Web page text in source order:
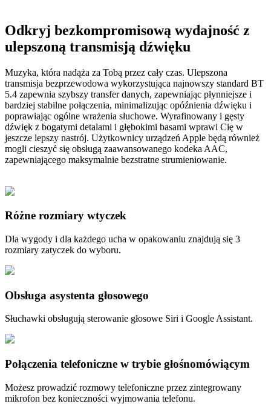
Odkryj bezkompromisową wydajność z
ulepszoną transmisją dźwięku
Muzyka, która nadąża za Tobą przez cały czas. Ulepszona
transmisja bezprzewodowa wykorzystująca najnowszy standard BT
5.4 zapewnia szybszy transfer danych, zapewniając płynniejsze i
bardziej stabilne połączenia, minimalizując opóźnienia dźwięku i
poprawiając ogólne wrażenia słuchowe. Wyrafinowany i gęsty
dźwięk z bogatymi detalami i głębokimi basami wprawi Cię w
jeszcze lepszy nastrój. Użytkownicy urządzeń Apple będą również
mogli cieszyć się obsługą zaawansowanego kodeka AAC,
zapewniającego maksymalnie bezstratne strumieniowanie.
Różne rozmiary wtyczek
Dla wygody i dla każdego ucha w opakowaniu znajdują się 3
rozmiary zatyczek do wyboru.
Obsługa asystenta głosowego
Słuchawki obsługują sterowanie głosowe Siri i Google Assistant.
Połączenia telefoniczne w trybie głośnomówiącym
Możesz prowadzić rozmowy telefoniczne przez zintegrowany
mikrofon bez konieczności wyjmowania telefonu.